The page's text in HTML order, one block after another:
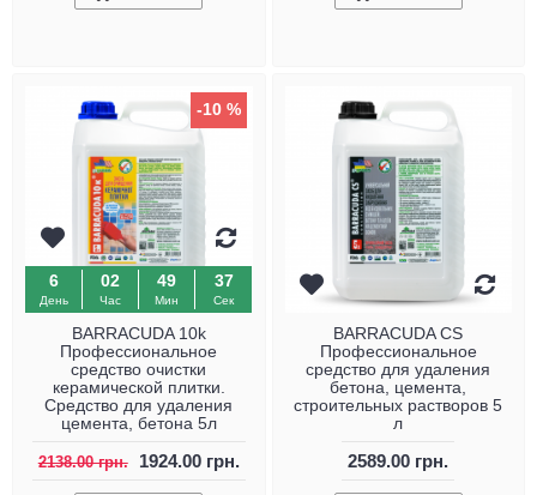
-10 %
6
День
02
Час
49
Мин
36
Сек
BARRACUDA 10k
Профессиональное
средство очистки
керамической плитки.
Средство для удаления
цемента, бетона 5л
2138.00 грн. 1924.00 грн.
BARRACUDA CS
Профессиональное
средство для удаления
бетона, цемента,
строительных растворов 5
л
2589.00 грн.